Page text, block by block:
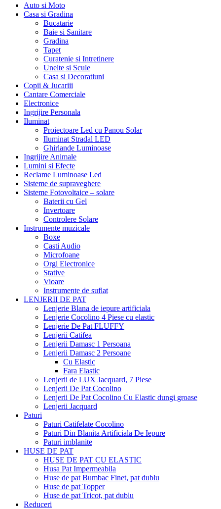
Auto si Moto
Casa si Gradina
Bucatarie
Baie si Sanitare
Gradina
Tapet
Curatenie si Intretinere
Unelte si Scule
Casa si Decoratiuni
Copii & Jucariii
Cantare Comerciale
Electronice
Ingrijire Personala
Iluminat
Proiectoare Led cu Panou Solar
Iluminat Stradal LED
Ghirlande Luminoase
Ingrijire Animale
Lumini si Efecte
Reclame Luminoase Led
Sisteme de supraveghere
Sisteme Fotovoltaice – solare
Baterii cu Gel
Invertoare
Controlere Solare
Instrumente muzicale
Boxe
Casti Audio
Microfoane
Orgi Electronice
Stative
Vioare
Instrumente de suflat
LENJERII DE PAT
Lenjerie Blana de iepure artificiala
Lenjerie Cocolino 4 Piese cu elastic
Lenjerie De Pat FLUFFY
Lenjerii Catifea
Lenjerii Damasc 1 Persoana
Lenjerii Damasc 2 Persoane
Cu Elastic
Fara Elastic
Lenjerii de LUX Jacquard, 7 Piese
Lenjerii De Pat Cocolino
Lenjerii De Pat Cocolino Cu Elastic dungi groase
Lenjerii Jacquard
Paturi
Paturi Catifelate Cocolino
Paturi Din Blanita Artificiala De Iepure
Paturi imblanite
HUSE DE PAT
HUSE DE PAT CU ELASTIC
Husa Pat Impermeabila
Huse de pat Bumbac Finet, pat dublu
Huse de pat Topper
Huse de pat Tricot, pat dublu
Reduceri